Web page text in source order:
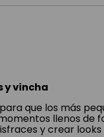
y vincha
que los más
llenos de
y crear looks